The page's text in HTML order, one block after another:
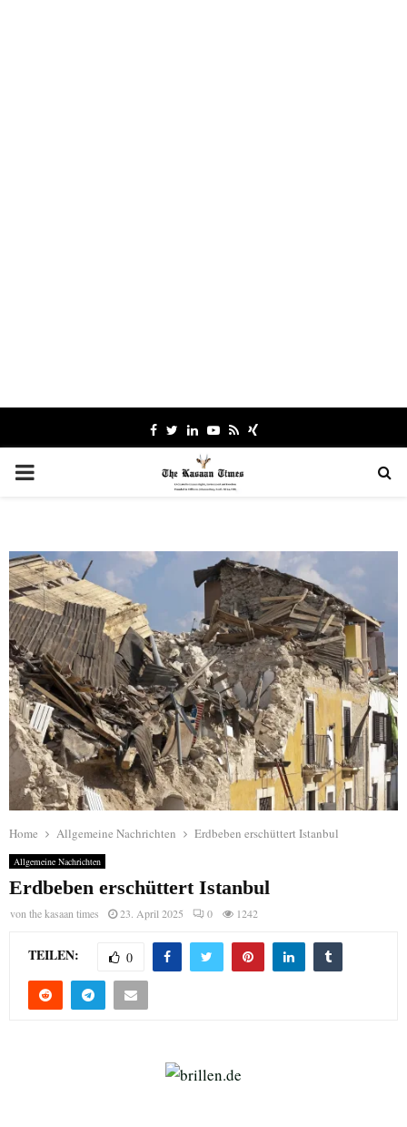
Facebook
TwitterLinkedinYoutube
RssXing
PRIMARY
Home Allgemeine Nachrichten Erdbeben erschüttert Istanbul
Allgemeine Nachrichten
Erdbeben erschüttert Istanbul
vonthe kasaan times 23. April 2025 0 1242
TEILEN: 0